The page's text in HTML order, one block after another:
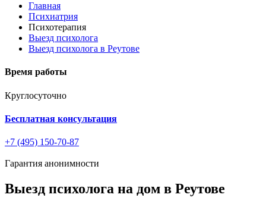
Главная
Психиатрия
Психотерапия
Выезд психолога
Выезд психолога в Реутове
Время работы
Круглосуточно
Бесплатная консультация
+7 (495) 150-70-87
Гарантия анонимности
Выезд психолога на дом в Реутове